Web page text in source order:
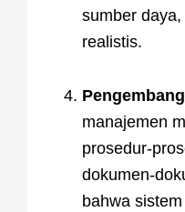
sumber
realistis.
manajemen
prosedur-
dokumen-
bahwa